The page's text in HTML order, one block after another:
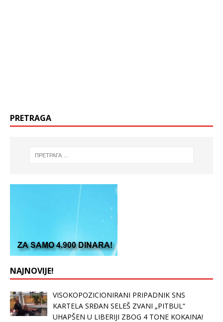
PRETRAGA
NAJNOVIJE!
VISOKOPOZICIONIRANI PRIPADNIK SNS
KARTELA SRĐAN SELEŠ ZVANI „PITBUL“
UHAPŠEN U LIBERIJI ZBOG 4 TONE KOKAINA!